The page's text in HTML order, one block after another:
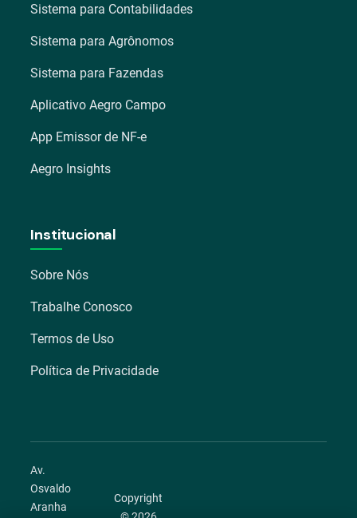
Sistema para Contabilidades
Sistema para Agrônomos
Sistema para Fazendas
Aplicativo Aegro Campo
App Emissor de NF-e
Aegro Insights
Institucional
Sobre Nós
Trabalhe Conosco
Termos de Uso
Política de Privacidade
Av.
Osvaldo
Aranha
Copyright